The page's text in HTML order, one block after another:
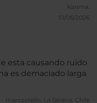
kaxima.
10/06/2026
esta causando ruido
es demaciado larga
marcostello.
La Serena, Chile